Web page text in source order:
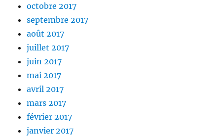
octobre 2017
septembre 2017
août 2017
juillet 2017
juin 2017
mai 2017
avril 2017
mars 2017
février 2017
janvier 2017